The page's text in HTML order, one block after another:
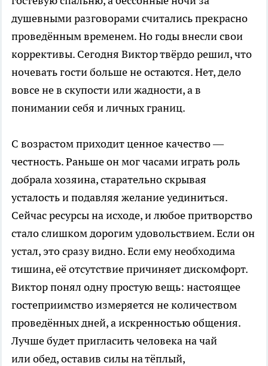
душевными разговорами считались прекрасно
проведённым временем. Но годы внесли свои
коррективы. Сегодня Виктор твёрдо решил, что
ночевать гости больше не остаются. Нет, дело
вовсе не в скупости или жадности, а в
понимании себя и личных границ.
С возрастом приходит ценное качество —
честность. Раньше он мог часами играть роль
добрала хозяина, старательно скрывая
усталость и подавляя желание уединиться.
Сейчас ресурсы на исходе, и любое притворство
стало слишком дорогим удовольствием. Если он
устал, это сразу видно. Если ему необходима
тишина, её отсутствие причиняет дискомфорт.
Виктор понял одну простую вещь: настоящее
гостеприимство измеряется не количеством
проведённых дней, а искренностью общения.
Лучше будет пригласить человека на чай
или обед, оставив силы на тёплый,